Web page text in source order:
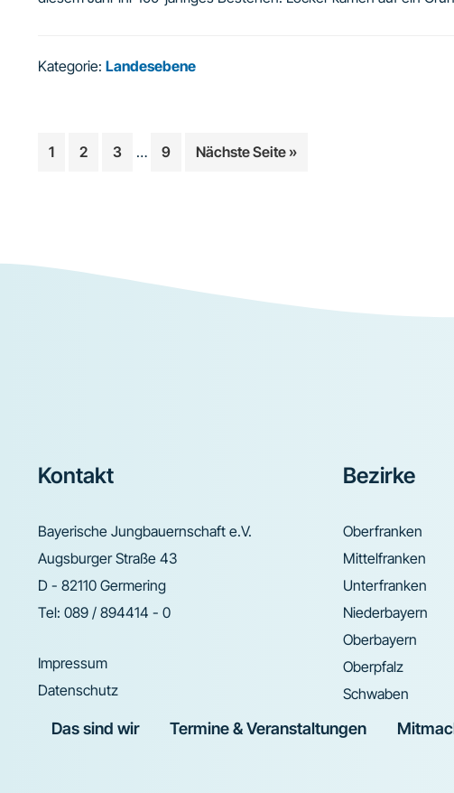
Kategorie: Landesebene
Seite
1 Seite
2 Seite
3
Weggelassene
… Seite
9 Nächste Seiteaufrufen
»
Footer
Kontakt
Bayerische Jungbauernschaft e.V.
Augsburger Straße 43
D - 82110 Germering
Tel: 089 / 894414 - 0
Impressum
Datenschutz
Bezirke
Oberfranken
Mittelfranken
Unterfranken
Niederbayern
Oberbayern
Oberpfalz
Schwaben
Das sind wir Termine & Veranstaltungen